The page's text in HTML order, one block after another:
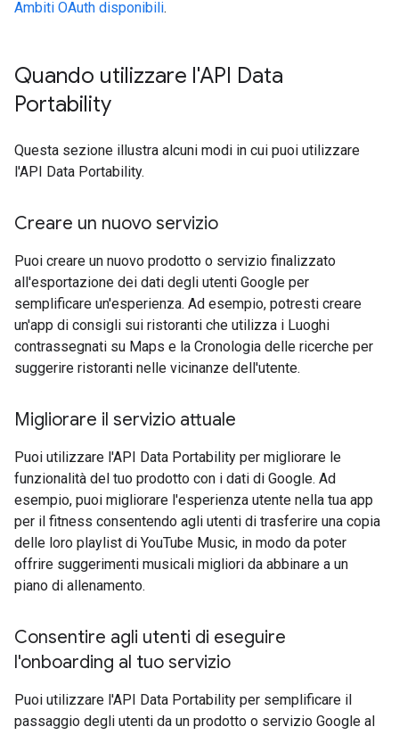
Ambiti OAuth disponibili.
Quando utilizzare l'API Data
Portability
Questa sezione illustra alcuni modi in cui puoi utilizzare
l'API Data Portability.
Creare un nuovo servizio
Puoi creare un nuovo prodotto o servizio finalizzato
all'esportazione dei dati degli utenti Google per
semplificare un'esperienza. Ad esempio, potresti creare
un'app di consigli sui ristoranti che utilizza i Luoghi
contrassegnati su Maps e la Cronologia delle ricerche per
suggerire ristoranti nelle vicinanze dell'utente.
Migliorare il servizio attuale
Puoi utilizzare l'API Data Portability per migliorare le
funzionalità del tuo prodotto con i dati di Google. Ad
esempio, puoi migliorare l'esperienza utente nella tua app
per il fitness consentendo agli utenti di trasferire una copia
delle loro playlist di YouTube Music, in modo da poter
offrire suggerimenti musicali migliori da abbinare a un
piano di allenamento.
Consentire agli utenti di eseguire
l'onboarding al tuo servizio
Puoi utilizzare l'API Data Portability per semplificare il
passaggio degli utenti da un prodotto o servizio Google al